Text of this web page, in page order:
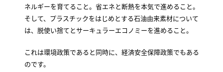
ネルギーを育てること。省エネと断熱を本気で進めること。
そして、プラスチックをはじめとする石油由来素材について
は、脱使い捨てとサーキュラーエコノミーを進めること。
これは環境政策であると同時に、経済安全保障政策でもある
のです。